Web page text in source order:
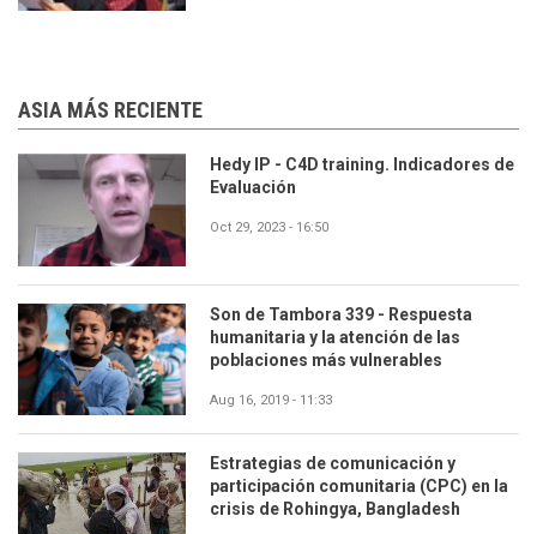
ASIA MÁS RECIENTE
Hedy IP - C4D training. Indicadores de
Evaluación
Oct 29, 2023 - 16:50
Son de Tambora 339 - Respuesta
humanitaria y la atención de las
poblaciones más vulnerables
Aug 16, 2019 - 11:33
Estrategias de comunicación y
participación comunitaria (CPC) en la
crisis de Rohingya, Bangladesh